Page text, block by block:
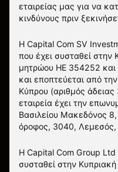
εταιρείας μας για να
κινδύνους πριν
Η Capital Com SV
που έχει συσταθεί στην
μητρώου HE 354252 και
και εποπτεύεται από
Κύπρου (αριθμός
εταιρεία έχει την
Βασιλείου Μακεδόνος
όροφος, 3040, Λεμεσός,
Η Capital Com Group Ltd
συσταθεί στην